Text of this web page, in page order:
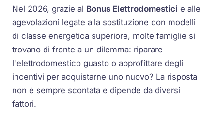
Nel 2026, grazie al Bonus Elettrodomestici e alle
agevolazioni legate alla sostituzione con modelli
di classe energetica superiore, molte famiglie si
trovano di fronte a un dilemma: riparare
l'elettrodomestico guasto o approfittare degli
incentivi per acquistarne uno nuovo? La risposta
non è sempre scontata e dipende da diversi
fattori.